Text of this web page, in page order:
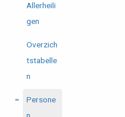
Allerheili
gen
Overzich
tstabelle
n
Persone
n